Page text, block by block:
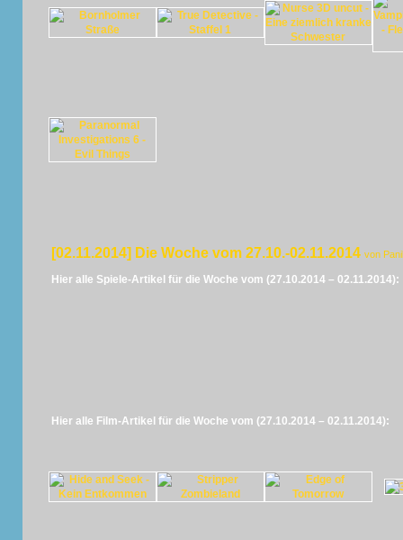
[02.11.2014] Die Woche vom 27.10.-02.11.2014 von
Hier alle Spiele-Artikel für die Woche vom (27.10.2014 – 02.11.2014):
Hier alle Film-Artikel für die Woche vom (27.10.2014 – 02.11.2014):